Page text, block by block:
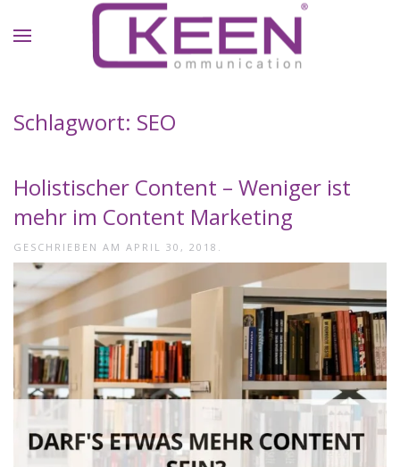
Skip to main content
Schlagwort: SEO
Holistischer Content – Weniger ist
mehr im Content Marketing
GESCHRIEBEN AM APRIL 30, 2018 .